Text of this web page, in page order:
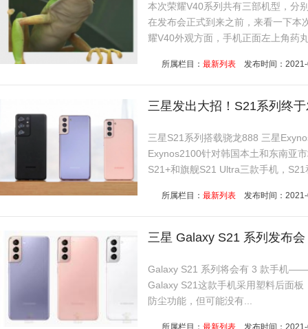
上
本次荣耀V40系列共有三部机型，分
在发布会正式到来之前，来看一下本
耀V40外观方面，手机正面左上角药
所属栏目： 最新列表 发布时间：
三星发出大招！S21系列终
三星S21系列搭载骁龙888 三星
Exynos2100针对韩国本土和东南亚
S21+和旗舰S21 Ultra三款手机，
所属栏目： 最新列表 发布时间：
三星 Galaxy S21 系列发布
Galaxy S21 系列将会有 3 款手机
Galaxy S21这款手机采用塑料后面
防尘功能，但可能没有...
所属栏目： 最新列表 发布时间：